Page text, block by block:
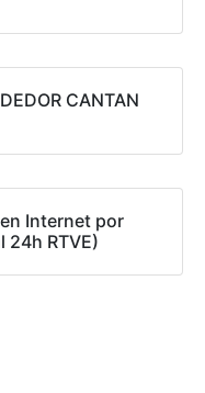
CANTAN
Internet por
24h RTVE)